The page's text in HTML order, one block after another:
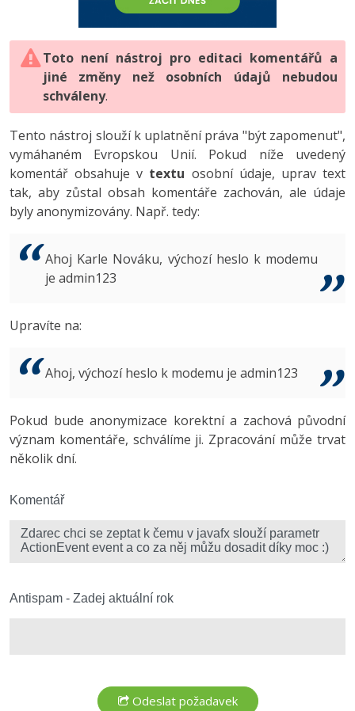
HTML5, CSS3, Bootstrap, SEO
SQL a databáze
Testování a verzování
UML a návrhové vzory
React
Spring
ASP.NET MVC
Best practices
PHP
JavaScript
Python
HTML / CSS
UML a návrhové vzory
MySQL/MariaDB
MS-SQL
Vývojář mobilních aplikací
C# Game developer
Tester
Systémový administrátor
3D grafik
Copywriter
WordPress specialista
-80%
JavaScript -80%
PHP -80%
Swift -80%
Kotlin -80%
VB.NET
Algoritmy -41%
Umělá inteligence (AI) -10%
Fórum
Digitální gramotnost
Marketing
WordPress
SEO
UX
Business
Copywriting
Windows
Kybernetická bezpečnost
-80%
Adobe Illustrator -80%
Adobe Lightroom
Adobe XD
Adobe InDesign -25%
Adobe After Effects
Inkscape
Fórum
Toto není nástroj pro editaci komentářů a
jiné změny než osobních údajů nebudou
schváleny.
Tento nástroj slouží k uplatnění práva "být zapomenut",
vymáhaném Evropskou Unií. Pokud níže uvedený
komentář obsahuje v textu osobní údaje, uprav text
tak, aby zůstal obsah komentáře zachován, ale údaje
byly anonymizovány. Např. tedy:
Ahoj Karle Nováku, výchozí heslo k modemu
je admin123
Upravíte na:
Ahoj, výchozí heslo k modemu je admin123
Pokud bude anonymizace korektní a zachová původní
význam komentáře, schválíme ji. Zpracování může trvat
několik dní.
Komentář
Antispam - Zadej aktuální rok